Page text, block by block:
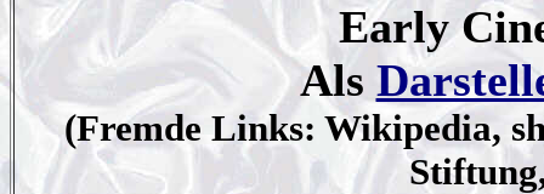
Early
Als
(Fremde Links: Wikipedia,